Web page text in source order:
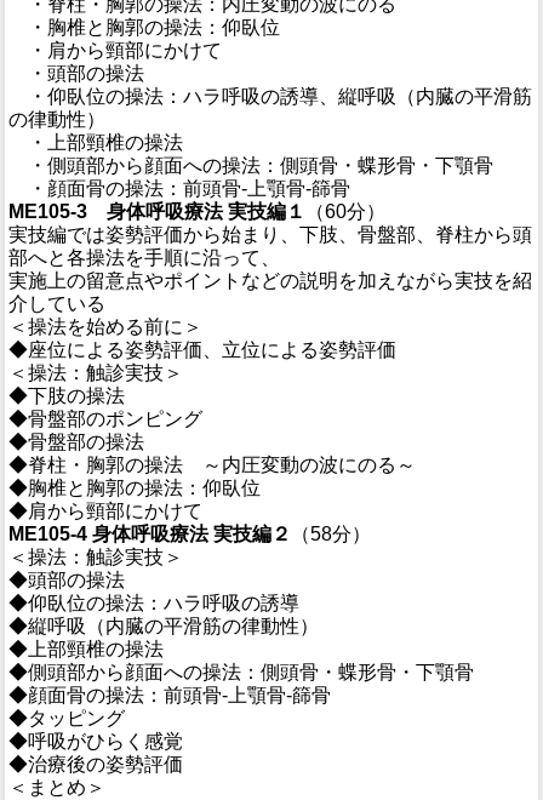
・脊柱・胸郭の操法：内圧変動の波にのる
・胸椎と胸郭の操法：仰臥位
・肩から頸部にかけて
・頭部の操法
・仰臥位の操法：ハラ呼吸の誘導、縦呼吸（内臓の平滑筋
の律動性）
・上部頸椎の操法
・側頭部から顔面への操法：側頭骨・蝶形骨・下顎骨
・顔面骨の操法：前頭骨-上顎骨-篩骨
ME105-3 身体呼吸療法 実技編１
（60分）
実技編では姿勢評価から始まり、下肢、骨盤部、脊柱から頭
部へと各操法を手順に沿って、
実施上の留意点やポイントなどの説明を加えながら実技を紹
介している
＜操法を始める前に＞
◆座位による姿勢評価、立位による姿勢評価
＜操法：触診実技＞
◆下肢の操法
◆骨盤部のポンピング
◆骨盤部の操法
◆脊柱・胸郭の操法 ～内圧変動の波にのる～
◆胸椎と胸郭の操法：仰臥位
◆肩から頸部にかけて
ME105-4 身体呼吸療法 実技編２
（58分）
＜操法：触診実技＞
◆頭部の操法
◆仰臥位の操法：ハラ呼吸の誘導
◆縦呼吸（内臓の平滑筋の律動性）
◆上部頸椎の操法
◆側頭部から顔面への操法：側頭骨・蝶形骨・下顎骨
◆顔面骨の操法：前頭骨-上顎骨-篩骨
◆タッピング
◆呼吸がひらく感覚
◆治療後の姿勢評価
＜まとめ＞